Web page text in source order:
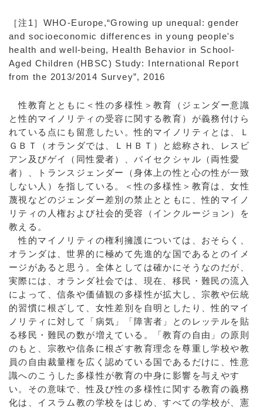
［注1］WHO-Europe,“Growing up unequal: gender
and socioeconomic differences in young people's
health and well-being, Health Behavior in School-
Aged Children (HBSC) Study: International Report
from the 2013/2014 Survey”, 2016
性教育とともに＜性の多様性＞教育（ジェンダー意識
と性的マイノリティの受容に関する教育）が義務付けら
れている点にも留意したい。性的マイノリティとは、Ｌ
ＧＢＴ（オランダでは、ＬＨＢＴ）と総称され、レスビ
アン及びゲイ（同性愛者）、バイセクシャル（両性愛
者）、トランスジェンダー（身体上の性と心の性が一致
しない人）を指している。＜性の多様性＞教育は、女性
蔑視などのジェンダー差別の禁止とともに、性的マイノ
リティの人権および社会的受容（インクルージョン）を
教える。
性的マイノリティの権利擁護については、おそらく、
オランダは、世界的に極めて先進的な国であるとのイメ
ージがあると思う。全体としては確かにそうなのだが、
実際には、オランダ社会では、現在、移民・難民の流入
によって、信条や価値観の多様性が拡大し、宗教や伝統
的習慣に根ざして、女性差別を自明としたり、性的マイ
ノリティに対して「病気」「障害者」とのレッテルを貼
る移民・難民の数が増えている。「教育の自由」の原則
のもと、宗教や信条に根ざす教育理念を尊重し学校や教
員の自由裁量権を広く認めている国であるだけに、性意
識へのこうした多様性が教育の中身に影響を与えやす
い。その意味で、性及び性の多様性に関する教育の義務
化は、イスラム教の学校をはじめ、すべての学校が、憲